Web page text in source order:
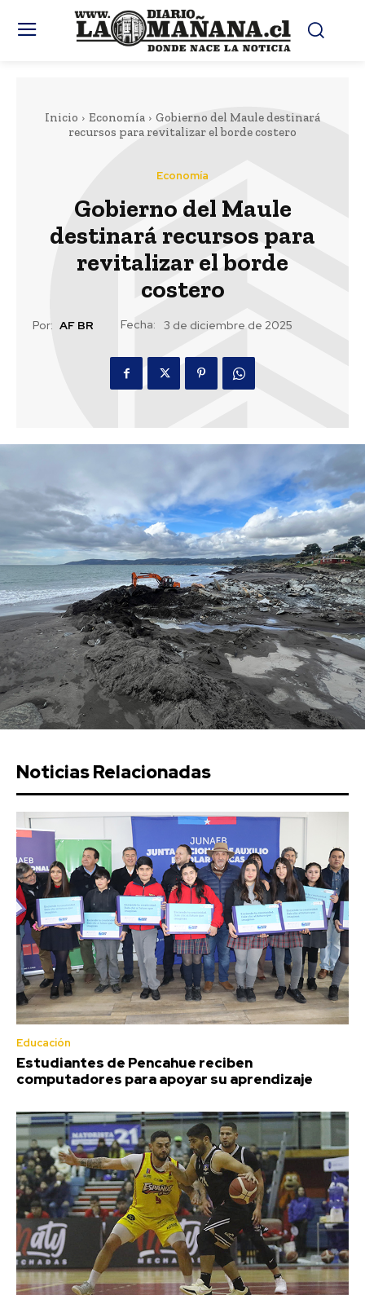
Inicio Economía
Gobierno del Maule destinará
recursos para revitalizar el borde costero
Economía
Gobierno del Maule
destinará recursos para
revitalizar el borde
costero
Por: AF BR Fecha: 3 de diciembre de 2025
Noticias Relacionadas
Educación
Estudiantes de Pencahue reciben
computadores para apoyar su aprendizaje